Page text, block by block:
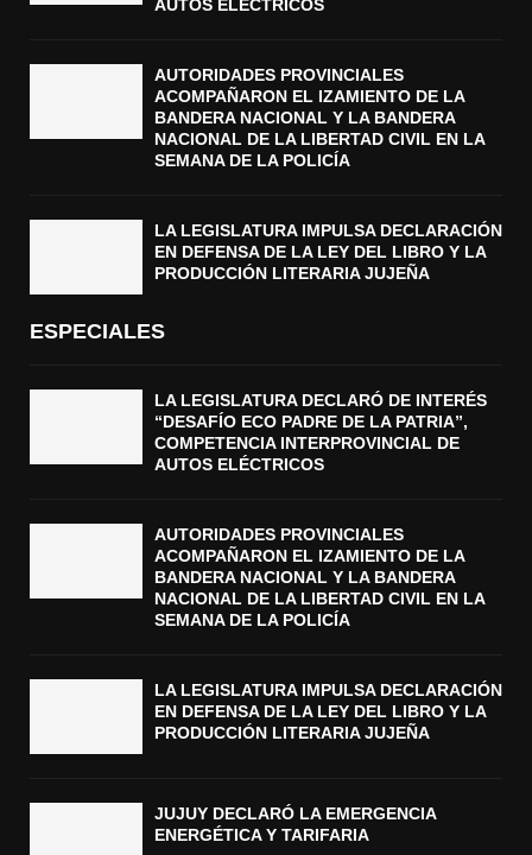
AUTOS ELÉCTRICOS
AUTORIDADES PROVINCIALES
ACOMPAÑARON EL IZAMIENTO DE LA
BANDERA NACIONAL Y LA BANDERA
NACIONAL DE LA LIBERTAD CIVIL EN LA
SEMANA DE LA POLICÍA
LA LEGISLATURA IMPULSA DECLARACIÓN
EN DEFENSA DE LA LEY DEL LIBRO Y LA
PRODUCCIÓN LITERARIA JUJEÑA
ESPECIALES
LA LEGISLATURA DECLARÓ DE INTERÉS
“DESAFÍO ECO PADRE DE LA PATRIA”,
COMPETENCIA INTERPROVINCIAL DE
AUTOS ELÉCTRICOS
AUTORIDADES PROVINCIALES
ACOMPAÑARON EL IZAMIENTO DE LA
BANDERA NACIONAL Y LA BANDERA
NACIONAL DE LA LIBERTAD CIVIL EN LA
SEMANA DE LA POLICÍA
LA LEGISLATURA IMPULSA DECLARACIÓN
EN DEFENSA DE LA LEY DEL LIBRO Y LA
PRODUCCIÓN LITERARIA JUJEÑA
JUJUY DECLARÓ LA EMERGENCIA
ENERGÉTICA Y TARIFARIA